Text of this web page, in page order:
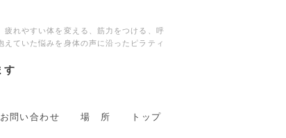
れやすい体を変える、筋力をつける、呼
ていた悩みを身体の声に沿ったピラティ
す
お問い合わせ 場 所 トップ